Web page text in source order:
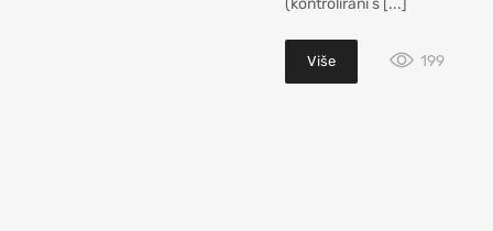
(kontrolirani s [...]
Više 199